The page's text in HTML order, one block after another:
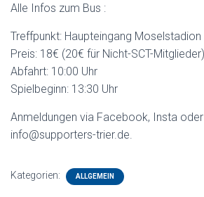
Alle Infos zum Bus :
Treffpunkt: Haupteingang Moselstadion
Preis: 18€ (20€ für Nicht-SCT-Mitglieder)
Abfahrt: 10:00 Uhr
Spielbeginn: 13:30 Uhr
Anmeldungen via Facebook, Insta
info@supporters-trier.de.
Kategorien: ALLGEMEIN